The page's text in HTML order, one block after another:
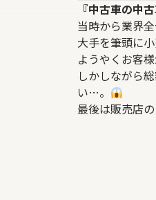
『中古車の中
当時から業界
大手を筆頭に
ようやくお客
しかしながら
い…。
最後は販売店